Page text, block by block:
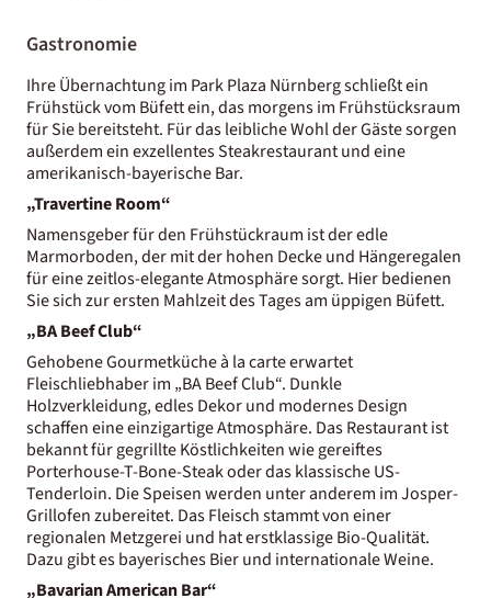
Gastronomie
Ihre Übernachtung im Park Plaza Nürnberg schließt ein
Frühstück vom Büfett ein, das morgens im Frühstücksraum
für Sie bereitsteht. Für das leibliche Wohl der Gäste sorgen
außerdem ein exzellentes Steakrestaurant und eine
amerikanisch-bayerische Bar.
„Travertine Room“
Namensgeber für den Frühstückraum ist der edle
Marmorboden, der mit der hohen Decke und Hängeregalen
für eine zeitlos-elegante Atmosphäre sorgt. Hier bedienen
Sie sich zur ersten Mahlzeit des Tages am üppigen Büfett.
„BA Beef Club“
Gehobene Gourmetküche à la carte erwartet
Fleischliebhaber im „BA Beef Club“. Dunkle
Holzverkleidung, edles Dekor und modernes Design
schaffen eine einzigartige Atmosphäre. Das Restaurant ist
bekannt für gegrillte Köstlichkeiten wie gereiftes
Porterhouse-T-Bone-Steak oder das klassische US-
Tenderloin. Die Speisen werden unter anderem im Josper-
Grillofen zubereitet. Das Fleisch stammt von einer
regionalen Metzgerei und hat erstklassige Bio-Qualität.
Dazu gibt es bayerisches Bier und internationale Weine.
„Bavarian American Bar“